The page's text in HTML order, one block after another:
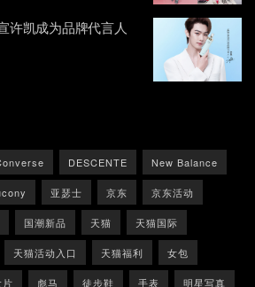
许凯成为品牌代言人
DESCENTE New Balance
亚瑟士 京东 京东活动
国潮新品 天猫 天猫国际
天猫活动入口 天猫福利 女包
片 彪马 徒步鞋 手表 明星写真